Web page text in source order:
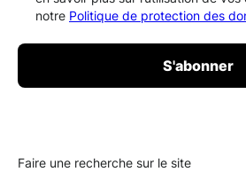
notre Politique de protection des
Faire une recherche sur le site